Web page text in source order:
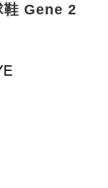
鞋 Gene 2